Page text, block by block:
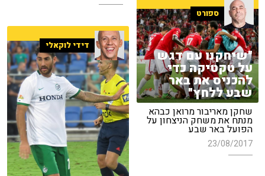
ספורט
"שיחקנו עם דגש
על טקטיקה כדי
להכניס את באר
שבע ללחץ"
שחקן מאריבור מרואן כבהא
מנתח את משחק הניצחון על
הפועל באר שבע
23/08/2017
דידי לוקאלי